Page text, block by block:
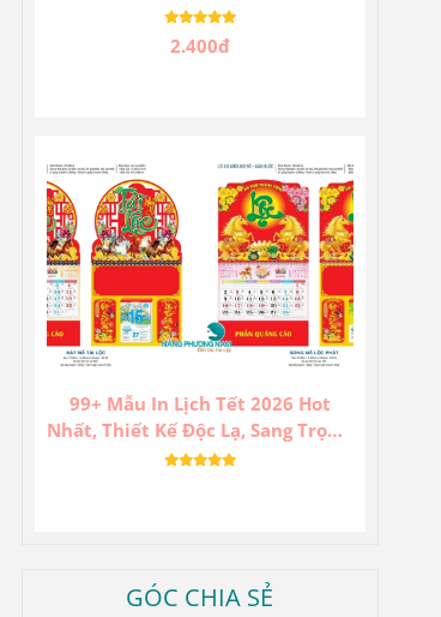
2.400đ
99+ Mẫu In Lịch Tết 2026 Hot
Nhất, Thiết Kế Độc Lạ, Sang Trọng,
Ấn Tượng.
GÓC CHIA SẺ